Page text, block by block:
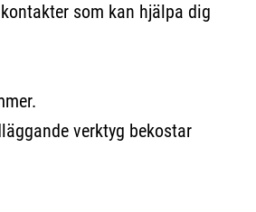
som kan hjälpa dig
verktyg bekostar